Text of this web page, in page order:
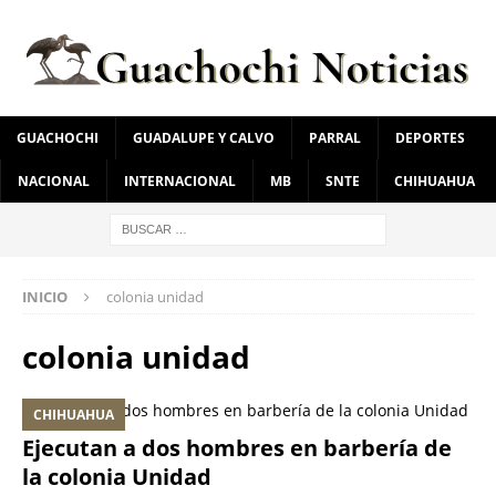
GUACHOCHI GUADALUPE Y CALVO PARRAL DEPORTES
NACIONAL INTERNACIONAL MB SNTE CHIHUAHUA
INICIO colonia unidad
colonia unidad
CHIHUAHUA
Ejecutan a dos hombres en barbería de
la colonia Unidad